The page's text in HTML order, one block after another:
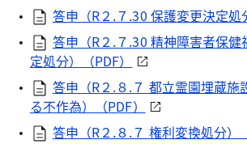
答申（R２.７.30 保護変更決定処
答申（R２.７.30 精神障害者保
定処分）（PDF）
答申（R２.８.７ 都立霊園埋蔵施
る不作為）（PDF）
答申（R２.８.７ 権利変換処分）